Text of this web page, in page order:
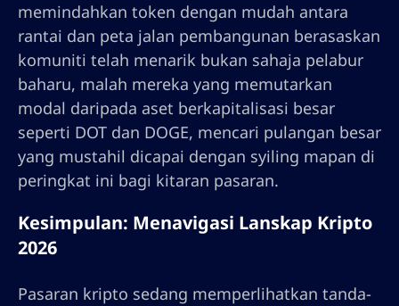
memindahkan token dengan mudah antara
rantai dan peta jalan pembangunan berasaskan
komuniti telah menarik bukan sahaja pelabur
baharu, malah mereka yang memutarkan
modal daripada aset berkapitalisasi besar
seperti DOT dan DOGE, mencari pulangan besar
yang mustahil dicapai dengan syiling mapan di
peringkat ini bagi kitaran pasaran.
Kesimpulan: Menavigasi Lanskap Kripto
2026
Pasaran kripto sedang memperlihatkan tanda-